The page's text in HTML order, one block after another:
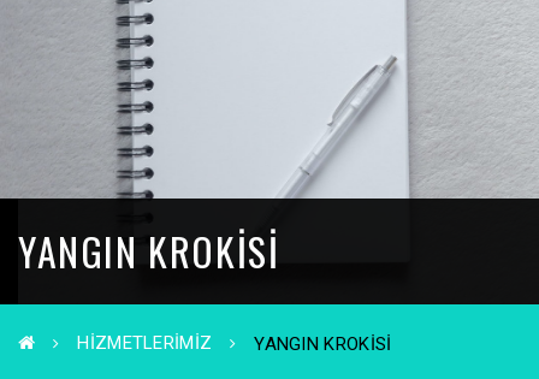
YANGIN KROKISI
HIZMETLERIMIZ YANGIN KROKISI